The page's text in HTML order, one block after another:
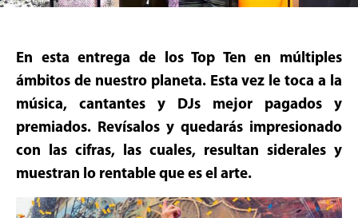
En esta entrega de los Top Ten en múltiples
ámbitos de nuestro planeta. Esta vez le toca a la
música, cantantes y DJs mejor pagados y
premiados. Revísalos y quedarás impresionado
con las cifras, las cuales, resultan siderales y
muestran lo rentable que es el arte.